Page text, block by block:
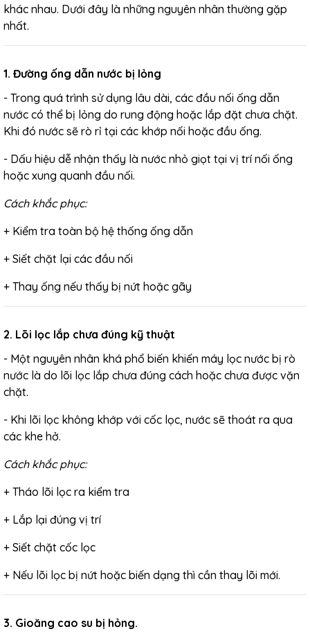
khác nhau. Dưới đây là những nguyên nhân thường gặp
nhất.
1. Đường ống dẫn nước bị lỏng
- Trong quá trình sử dụng lâu dài, các đầu nối ống dẫn
nước có thể bị lỏng do rung động hoặc lắp đặt chưa chặt.
Khi đó nước sẽ rò rỉ tại các khớp nối hoặc đầu ống.
- Dấu hiệu dễ nhận thấy là nước nhỏ giọt tại vị trí nối ống
hoặc xung quanh đầu nối.
Cách khắc phục:
+ Kiểm tra toàn bộ hệ thống ống dẫn
+ Siết chặt lại các đầu nối
+ Thay ống nếu thấy bị nứt hoặc gãy
2. Lõi lọc lắp chưa đúng kỹ thuật
- Một nguyên nhân khá phổ biến khiến máy lọc nước bị rò
nước là do lõi lọc lắp chưa đúng cách hoặc chưa được vặn
chặt.
- Khi lõi lọc không khớp với cốc lọc, nước sẽ thoát ra qua
các khe hở.
Cách khắc phục:
+ Tháo lõi lọc ra kiểm tra
+ Lắp lại đúng vị trí
+ Siết chặt cốc lọc
+ Nếu lõi lọc bị nứt hoặc biến dạng thì cần thay lõi mới.
3. Gioăng cao su bị hỏng.